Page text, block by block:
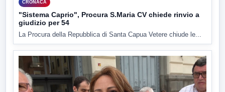
CRONACA
"Sistema Caprio", Procura S.Maria CV chiede rinvio a
giudizio per 54
La Procura della Repubblica di Santa Capua Vetere chiude le...